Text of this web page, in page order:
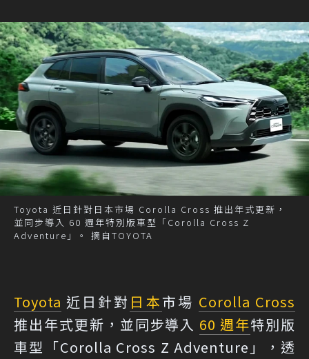
Toyota 近日針對日本市場 Corolla Cross 推出年式更新，
並同步導入 60 週年特別版車型「Corolla Cross Z
Adventure」。 摘自TOYOTA
Toyota 近日針對 日本市場 Corolla Cross
推出年式更新，並同步導入 60 週年特別版
車型「Corolla Cross Z Adventure」，透